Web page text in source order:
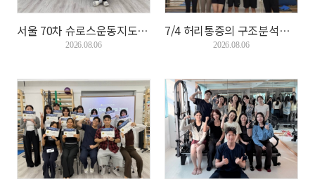
서울 70차 슈로스운동지도사 기본과정이 7/12 마무...
2026.08.06
7/4 허리통증의 구조분석을 통한 운동전략이 마무...
2026.08.06